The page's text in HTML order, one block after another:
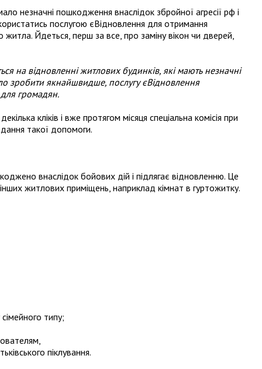
незначні пошкодження внаслідок збройної агресії рф і
послугою єВідновлення для отримання
Йдеться, перш за все, про заміну вікон чи дверей,
на відновленні житлових будинків, які мають незначні
якнайшвидше, послугу єВідновлення
громадян.
кліків і вже протягом місяця спеціальна комісія при
такої допомоги.
внаслідок бойових дій і підлягає відновленню. Це
житлових приміщень, наприклад кімнат в гуртожитку.
типу;
піклування.